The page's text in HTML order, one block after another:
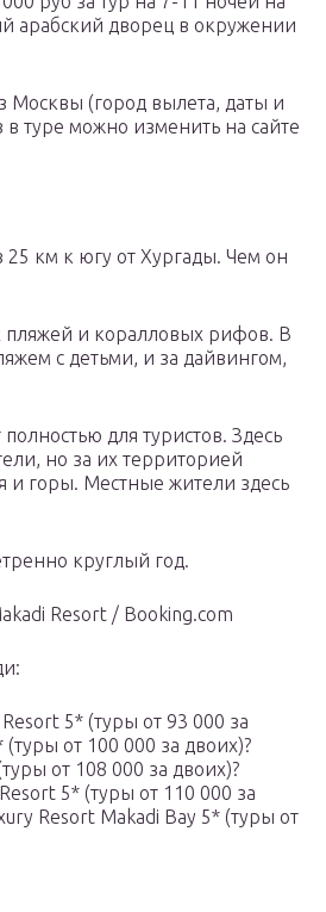
арабский дворец в окружении
Москвы (город вылета, даты и
в туре можно изменить на сайте
25 км к югу от Хургады. Чем он
пляжей и коралловых рифов. В
с детьми, и за дайвингом,
для туристов. Здесь
но за их территорией
и горы. Местные жители здесь
круглый год.
Resort / Booking.com
5* (туры от 93 000 за
(туры от 100 000 за двоих)?
от 108 000 за двоих)?
5* (туры от 110 000 за
Resort Makadi Bay 5* (туры от